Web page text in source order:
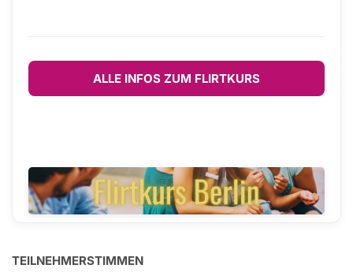
ALLE INFOS ZUM FLIRTKURS
TEILNEHMERSTIMMEN